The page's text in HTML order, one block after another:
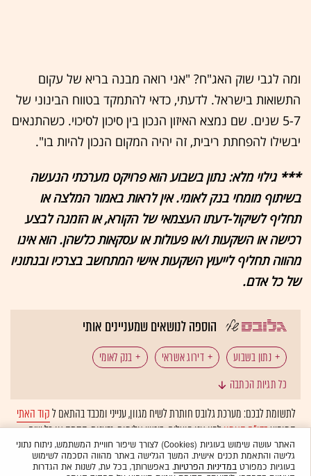
ומה לגבי שוק האג"ח? "אני רואה מבנה בריא של עקום
התשואות בישראל. לדעתי, כדאי להתמקד בטווח הבינוני של
5-7 שנים. שם נמצא האיזון הנכון בין סיכון לסיכוי. כשהתנאים
יבשילו להפחתת ריבית, זה יהיה המקום הנכון להיות בו".
*** גילוי מלא: נתון בשבוע הוא פרויקט מערכתי הנעשה
בשיתוף מומחי בנק לאומי. אין לראות באמור המלצה או
תחליף לשיקול-דעתו העצמאי של הקורא, או הזמנה לבצע
רכישה או השקעות ו/או פעולות או עסקאות כלשהן. הוא אינו
מהווה תחליף לייעוץ השקעות אישי המתחשב בצרכיו ובנתוניו
של כל אדם.
הוספה לנושאים שמעניינים אותי
נתון בשבוע דירוג אשראי בנק לאומי
דולר שקל אג"ח מאקרו ישראל חברות הדירוג
כל תגיות הכתבה
לתשומת לבכם: מערכת גלובס חותרת לשיח מגוון, ענייני ומכבד בהתאם לקוד האתי
המופיעבדו"ח האמוןלפיו אנו פועלים. ביטויי אלימות, גזענות, הסתה או כל שיח
בלתי הולם אחר מסוננים בצורהאוטומטיתולא יפורסמו באתר.
האתר עושה שימוש בעוגיות (Cookies) לצורך שיפור חוויית המשתמש, ניתוח נתוני
גלישה והתאמת תכנים אישית. המשך הגלישה באתר מהווה הסכמה לשימוש
בעוגיות כמפורטבמדיניות הפרטיות. באפשרותך, בכל עת, לשנות את הגדרות